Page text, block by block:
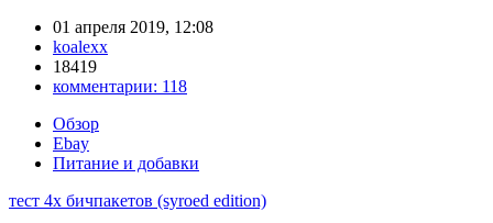
01 апреля 2019, 12:08
koalexx
18419
комментарии: 118
Обзор
Ebay
Питание и добавки
тест 4х бичпакетов (syroed edition)